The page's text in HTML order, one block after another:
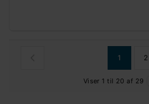
1 2
Viser 1 til 20 af 29